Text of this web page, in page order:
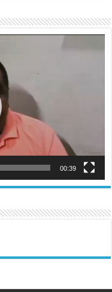
00:39